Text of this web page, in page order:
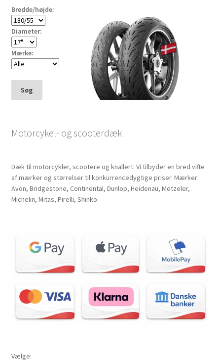
Bredde/højde:
Diameter:
Mærke:
Søg
Motorcykel- og scooterdæk
Dæk til motorcykler, scootere og knallert. Vi tilbyder en bred vifte
af mærker og størrelser til konkurrencedygtige priser. Mærker:
Avon, Bridgestone, Continental, Dunlop, Heidenau, Metzeler,
Michelin, Mitas, Pirelli, Shinko.
Vælge: